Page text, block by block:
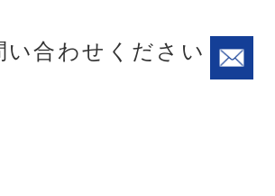
い合わせください